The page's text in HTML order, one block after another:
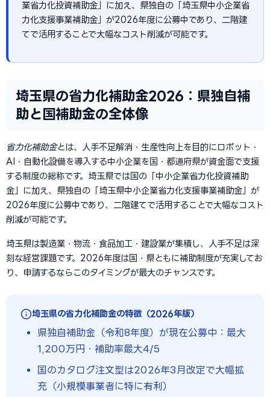
業省力化投資補助金」に加え、県独自の「埼玉県中小企業省
力化支援事業補助金」が2026年度に公募中であり、二階建
てで活用することで大幅なコスト削減が可能です。
埼玉県の省力化補助金2026：県独自補
助と国補助金の全体像
省力化補助金とは、人手不足解消・生産性向上を目的にロボット・
AI・自動化設備を導入する中小企業を国・都道府県が資金面で支援
する制度の総称です。埼玉県では国の「中小企業省力化投資補助
金」に加え、県独自の「埼玉県中小企業省力化支援事業補助金」が
2026年度に公募中であり、二階建てで活用することで大幅なコスト
削減が可能です。
埼玉県は製造業・物流・食品加工・建設業が集積し、人手不足は深
刻な経営課題です。2026年度は国・県ともに補助制度が充実してお
り、申請するならこのタイミングが最大のチャンスです。
埼玉県の省力化補助金の特徴（2026年版）
県独自補助金（令和8年度）が現在公募中：最大
1,200万円・補助率最大4/5
国のカタログ注文型は2026年3月改定で大幅拡
充（小規模事業者に特に有利）